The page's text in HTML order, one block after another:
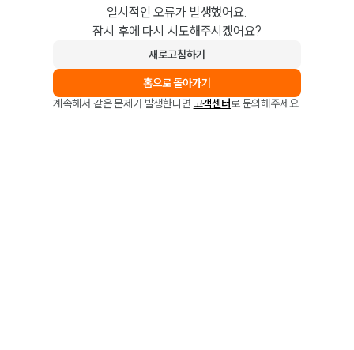
일시적인 오류가 발생했어요.
잠시 후에 다시 시도해주시겠어요?
새로고침하기
홈으로 돌아가기
계속해서 같은 문제가 발생한다면 고객센터로 문의해주세요.